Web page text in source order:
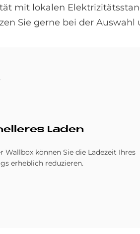
mit lokalen
Sie gerne bei der
La­den
Wallbox können Sie die Ladezeit Ihres
erheblich reduzieren.